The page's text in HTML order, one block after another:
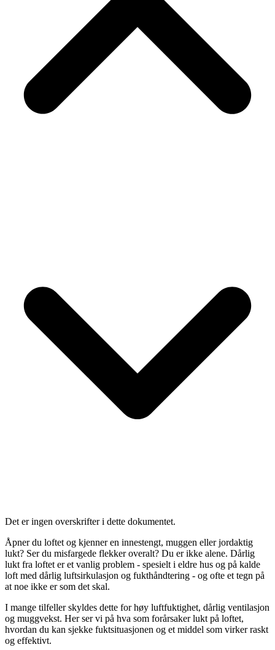
Det er ingen overskrifter i dette dokumentet.
Åpner du loftet og kjenner en innestengt, muggen eller jordaktig
lukt? Ser du misfargede flekker overalt? Du er ikke alene. Dårlig
lukt fra loftet er et vanlig problem - spesielt i eldre hus og på kalde
loft med dårlig luftsirkulasjon og fukthåndtering - og ofte et tegn på
at noe ikke er som det skal.
I mange tilfeller skyldes dette for høy luftfuktighet, dårlig ventilasjon
og muggvekst. Her ser vi på hva som forårsaker lukt på loftet,
hvordan du kan sjekke fuktsituasjonen og et middel som virker raskt
og effektivt.